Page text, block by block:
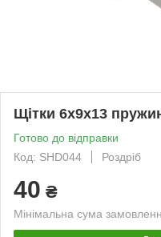
Щітки 6х9х13
Готово до відправки
Код: SHD044
Роздріб
40 ₴
Мінімальна сума